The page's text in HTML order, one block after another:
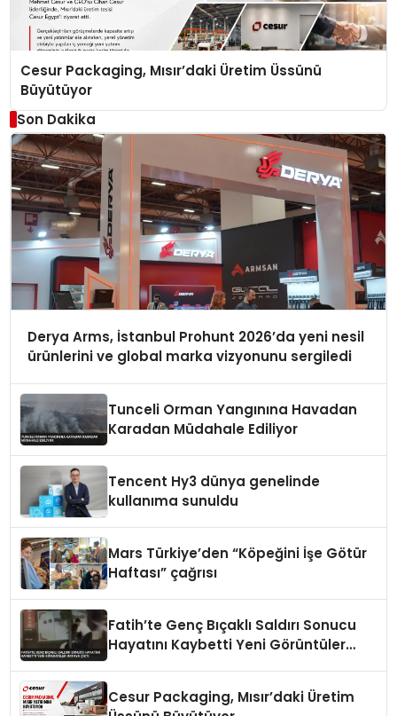
Cesur Packaging, Mısır’daki Üretim Üssünü
Büyütüyor
Son Dakika
Derya Arms, İstanbul Prohunt 2026’da yeni nesil
ürünlerini ve global marka vizyonunu sergiledi
Tunceli Orman Yangınına Havadan
Karadan Müdahale Ediliyor
Tencent Hy3 dünya genelinde
kullanıma sunuldu
Mars Türkiye’den “Köpeğini İşe Götür
Haftası” çağrısı
Fatih’te Genç Bıçaklı Saldırı Sonucu
Hayatını Kaybetti Yeni Görüntüler
Cesur Packaging, Mısır’daki Üretim